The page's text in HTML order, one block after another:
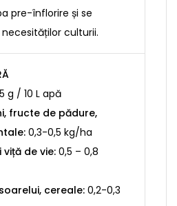
pre-înflorire și se
culturii.
5 g / 10 L apă
fructe de pădure,
0,3-0,5 kg/ha
de vie: 0,5 – 0,8
cereale: 0,2-0,3